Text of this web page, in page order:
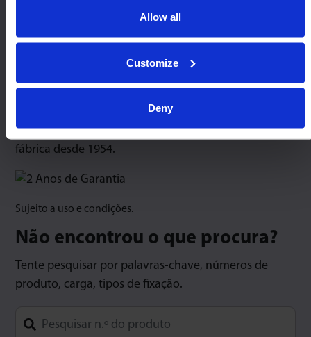
Allow all
Customize
Deny
orientação.
Construção usinada com precisão para serviços
pesados.
Design de ‘trilha infinita’ – Precisão mais suave.
Kits de manutenção e peças de reposição de
fábrica desde 1954.
Sujeito a uso e condições.
Não encontrou o que procura?
Tente pesquisar por palavras-chave, números de
produto, carga, tipos de fixação.